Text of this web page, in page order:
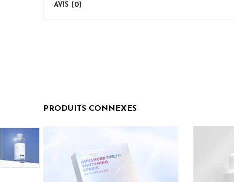
AVIS (0)
PRODUITS CONNEXES